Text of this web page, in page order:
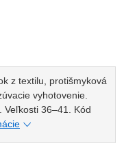
z textilu, protišmyková
vyhotovenie.
Veľkosti 36–41. Kód